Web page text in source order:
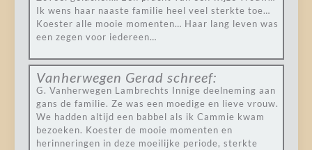
Ik wens haar naaste familie heel veel sterkte toe…
Koester alle mooie momenten… Haar lang leven was
een zegen voor iedereen…
Vanherwegen Gerad schreef:
G. Vanherwegen Lambrechts Innige deelneming aan
gans de familie. Ze was een moedige en lieve vrouw.
We hadden altijd een babbel als ik Cammie kwam
bezoeken. Koester de mooie momenten en
herinneringen in deze moeilijke periode, sterkte